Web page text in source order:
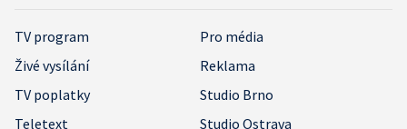
TV program
Pro média
Živé vysílání
Reklama
TV poplatky
Studio Brno
Teletext
Studio Ostrava